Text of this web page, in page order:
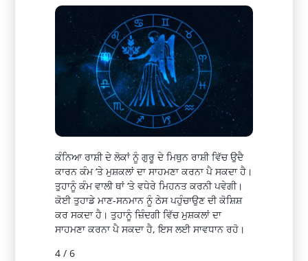
ਕੰਨਿਆ ਰਾਸ਼ੀ ਦੇ ਲੋਕਾਂ ਨੂੰ ਗੁਰੂ ਦੇ ਮਿਥੁਨ ਰਾਸ਼ੀ ਵਿੱਚ ਉਦੈ
ਕਾਰਨ ਕੰਮ ‘ਤੇ ਮੁਸ਼ਕਲਾਂ ਦਾ ਸਾਹਮਣਾ ਕਰਨਾ ਪੈ ਸਕਦਾ ਹੈ।
ਤੁਹਾਨੂੰ ਕੰਮ ਵਾਲੀ ਥਾਂ ‘ਤੇ ਵਧੇਰੇ ਮਿਹਨਤ ਕਰਨੀ ਪਵੇਗੀ।
ਕੋਈ ਤੁਹਾਡੇ ਮਾਣ-ਸਨਮਾਨ ਨੂੰ ਠੇਸ ਪਹੁੰਚਾਉਣ ਦੀ ਕੋਸ਼ਿਸ਼
ਕਰ ਸਕਦਾ ਹੈ। ਤੁਹਾਨੂੰ ਜ਼ਿੰਦਗੀ ਵਿੱਚ ਮੁਸ਼ਕਲਾਂ ਦਾ
ਸਾਹਮਣਾ ਕਰਨਾ ਪੈ ਸਕਦਾ ਹੈ, ਇਸ ਲਈ ਸਾਵਧਾਨ ਰਹੋ।
4 / 6